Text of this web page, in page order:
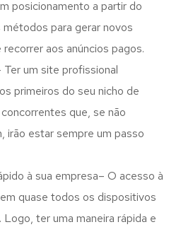
posicionamento a partir do
para gerar novos
aos anúncios pagos.
um site profissional
primeiros do seu nicho de
que, se não
irão estar sempre um passo
à sua empresa– O acesso à
quase todos os dispositivos
ter uma maneira rápida e